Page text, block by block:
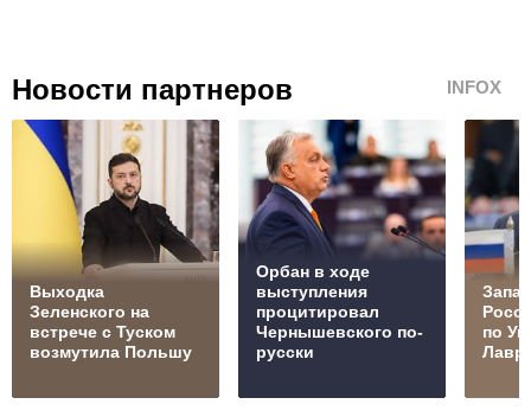
Новости партнеров INFOX
Выходка
Зеленского на
встрече с Туском
возмутила Польшу
Орбан в ходе
выступления
процитировал
Чернышевского по-
русски
по